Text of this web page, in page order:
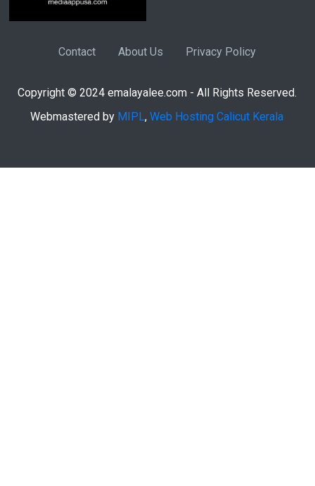
Contact About Us Privacy Policy
Copyright © 2024 emalayalee.com - All Rights Reserved.
Webmastered by MIPL, Web Hosting Calicut Kerala